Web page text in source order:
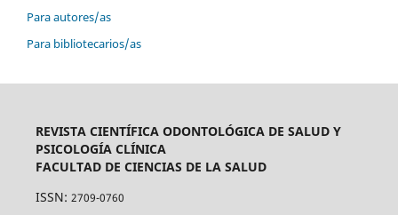
Para autores/as
Para bibliotecarios/as
REVISTA CIENTÍFICA ODONTOLÓGICA DE SALUD Y
PSICOLOGÍA CLÍNICA
FACULTAD DE CIENCIAS DE LA SALUD
ISSN: 2709-0760